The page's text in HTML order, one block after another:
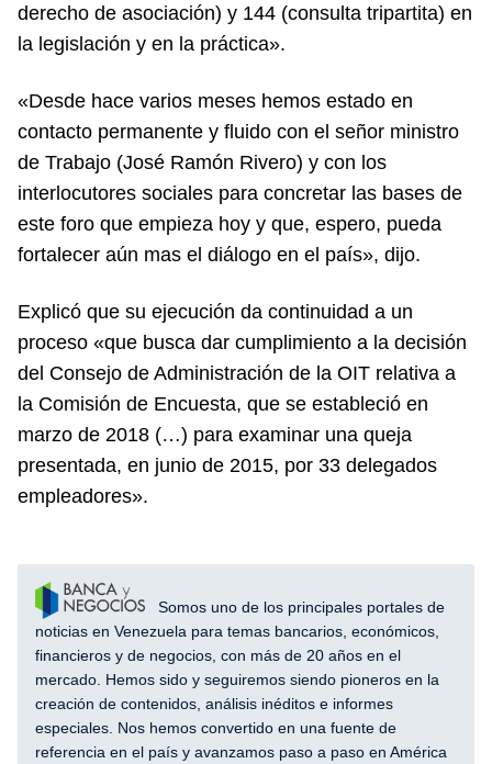
derecho de asociación) y 144 (consulta tripartita) en
la legislación y en la práctica».
«Desde hace varios meses hemos estado en
contacto permanente y fluido con el señor ministro
de Trabajo (José Ramón Rivero) y con los
interlocutores sociales para concretar las bases de
este foro que empieza hoy y que, espero, pueda
fortalecer aún mas el diálogo en el país», dijo.
Explicó que su ejecución da continuidad a un
proceso «que busca dar cumplimiento a la decisión
del Consejo de Administración de la OIT relativa a
la Comisión de Encuesta, que se estableció en
marzo de 2018 (…) para examinar una queja
presentada, en junio de 2015, por 33 delegados
empleadores».
Somos uno de los principales portales de
noticias en Venezuela para temas bancarios, económicos,
financieros y de negocios, con más de 20 años en el
mercado. Hemos sido y seguiremos siendo pioneros en la
creación de contenidos, análisis inéditos e informes
especiales. Nos hemos convertido en una fuente de
referencia en el país y avanzamos paso a paso en América